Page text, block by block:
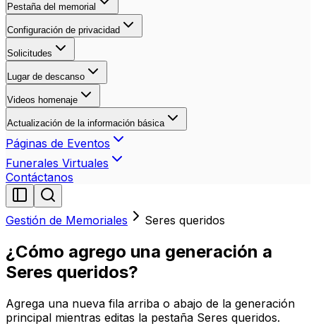
Pestaña del memorial
Configuración de privacidad
Solicitudes
Lugar de descanso
Videos homenaje
Actualización de la información básica
Páginas de Eventos
Funerales Virtuales
Contáctanos
Gestión de Memoriales Seres queridos
¿Cómo agrego una generación a
Seres queridos?
Agrega una nueva fila arriba o abajo de la generación
principal mientras editas la pestaña Seres queridos.